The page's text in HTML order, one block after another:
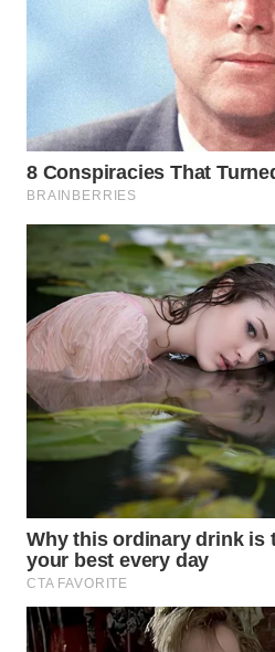
BALI
KALBAR
WN
WN
KALTARA
WN
KALSEL
WN
KALTIM
WN
SULSEL
GORONTALO